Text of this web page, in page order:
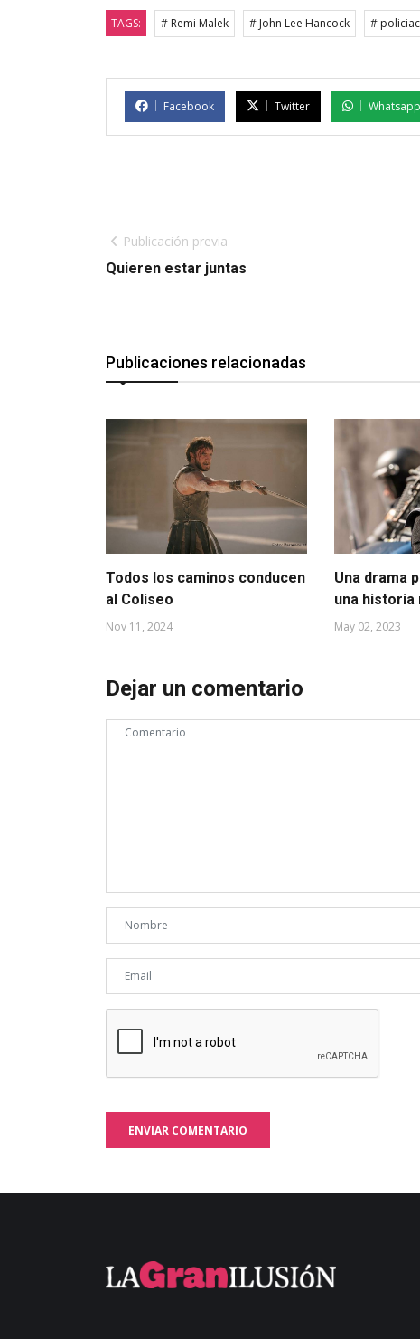
TAGS: # Remi Malek # John Lee Hancock #
Facebook Twitter Whatsapp
Publicación previa
Quieren estar juntas
Publicaciones relacionadas
Todos los caminos conducen
al Coliseo
Nov 11, 2024
Una drama
una historia
May 02, 2023
Dejar un comentario
ENVIAR COMENTARIO